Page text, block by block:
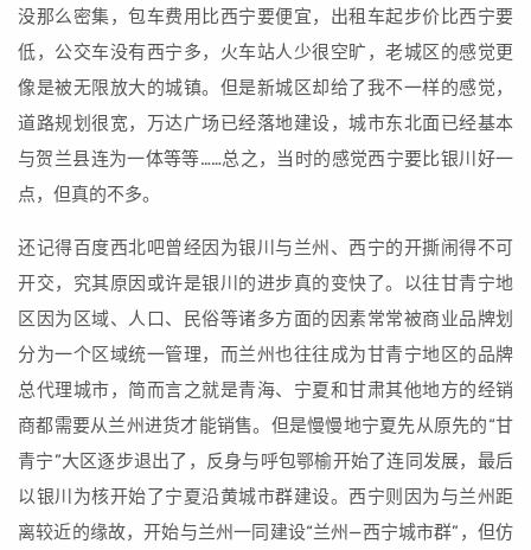
没那么密集，包车费用比西宁要便宜，出租车起步价比西宁要
低，公交车没有西宁多，火车站人少很空旷，老城区的感觉更
像是被无限放大的城镇。但是新城区却给了我不一样的感觉，
道路规划很宽，万达广场已经落地建设，城市东北面已经基本
与贺兰县连为一体等等……总之，当时的感觉西宁要比银川好一
点，但真的不多。
还记得百度西北吧曾经因为银川与兰州、西宁的开撕闹得不可
开交，究其原因或许是银川的进步真的变快了。以往甘青宁地
区因为区域、人口、民俗等诸多方面的因素常常被商业品牌划
分为一个区域统一管理，而兰州也往往成为甘青宁地区的品牌
总代理城市，简而言之就是青海、宁夏和甘肃其他地方的经销
商都需要从兰州进货才能销售。但是慢慢地宁夏先从原先的“甘
青宁”大区逐步退出了，反身与呼包鄂榆开始了连同发展，最后
以银川为核开始了宁夏沿黄城市群建设。西宁则因为与兰州距
离较近的缘故，开始与兰州一同建设“兰州—西宁城市群”，但仿